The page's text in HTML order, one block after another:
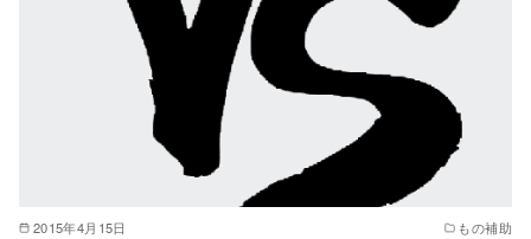
2015年4月15日 もの補助